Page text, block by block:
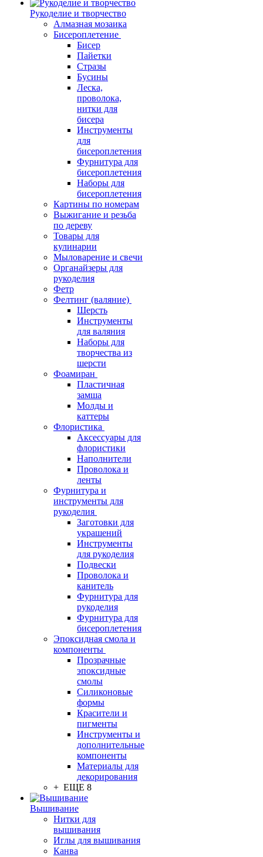
Рукоделие и творчество
Алмазная мозаика
Бисероплетение
Бисер
Пайетки
Стразы
Бусины
Леска,
проволока,
нитки для
бисера
Инструменты
для
бисероплетения
Фурнитура для
бисероплетения
Наборы для
бисероплетения
Картины по номерам
Выжигание и резьба
по дереву
Товары для
кулинарии
Мыловарение и свечи
Органайзеры для
рукоделия
Фетр
Фелтинг (валяние)
Шерсть
Инструменты
для валяния
Наборы для
творчества из
шерсти
Фоамиран
Пластичная
замша
Молды и
каттеры
Флористика
Аксессуары для
флористики
Наполнители
Проволока и
ленты
Фурнитура и
инструменты для
рукоделия
Заготовки для
украшений
Инструменты
для рукоделия
Подвески
Проволока и
канитель
Фурнитура для
рукоделия
Фурнитура для
бисероплетения
Эпоксидная смола и
компоненты
Прозрачные
эпоксидные
смолы
Силиконовые
формы
Красители и
пигменты
Инструменты и
дополнительные
компоненты
Материалы для
декорирования
+ ЕЩЕ 8
Вышивание
Нитки для
вышивания
Иглы для вышивания
Канва